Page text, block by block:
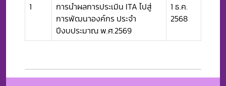
1
การนำผลการประเมิน ITA ไปสู่
การพัฒนาองค์กร ประจำ
ปีงบประมาณ พ.ศ.2569
1 ธ.ค.
2568